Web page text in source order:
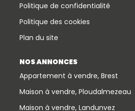
Politique de confidentialité
Politique des cookies
Plan du site
NOS ANNONCES
Appartement à vendre, Brest
Maison à vendre, Ploudalmezeau
Maison à vendre, Landunvez